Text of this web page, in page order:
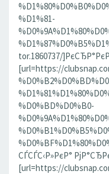
%D1%81-
tor.1860737/
[url=https://
%D0%BD%D0%B0-
СЃСЃС‹Р»РєР°
[url=https://